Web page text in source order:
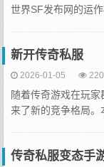
世界SF发布网的运
新开传奇私服
2026-01-05
随着传奇游戏在玩
来了新的竞争格局
传奇私服变态手